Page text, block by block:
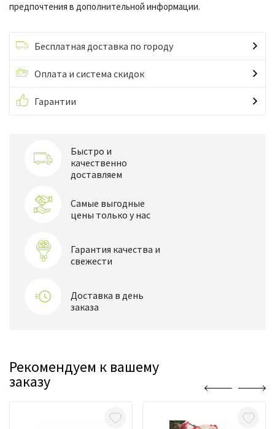
предпочтения в дополнительной информации.
Бесплатная доставка по городу
Оплата и система скидок
Гарантии
Быстро и
качественно
доставляем
Самые выгодные
цены только у нас
Гарантия качества и
свежести
Доставка в день
заказа
Рекомендуем к вашему
заказу